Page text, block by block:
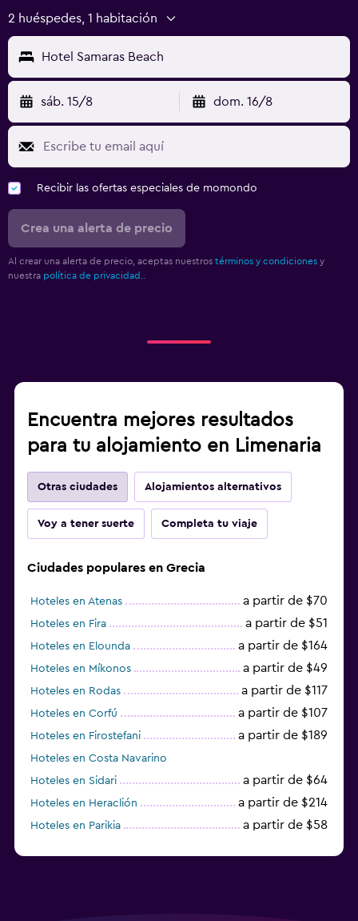
2 huéspedes, 1 habitación
Hotel Samaras Beach
sáb. 15/8 dom. 16/8
Recibir las ofertas especiales de momondo
Crea una alerta de precio
Al crear una alerta de precio, aceptas nuestros términos y condiciones y
nuestra política de privacidad.
Encuentra mejores resultados
para tu alojamiento en Limenaria
Otras ciudades Alojamientos alternativos
Voy a tener suerte Completa tu viaje
Ciudades populares en Grecia
Hoteles en Atenas a partir de $70
Hoteles en Fira a partir de $51
Hoteles en Elounda a partir de $164
Hoteles en Míkonos a partir de $49
Hoteles en Rodas a partir de $117
Hoteles en Corfú a partir de $107
Hoteles en Firostefani a partir de $189
Hoteles en Costa Navarino
Hoteles en Sidari
a partir de $64
Hoteles en Heraclión a partir de $214
Hoteles en Parikia a partir de $58